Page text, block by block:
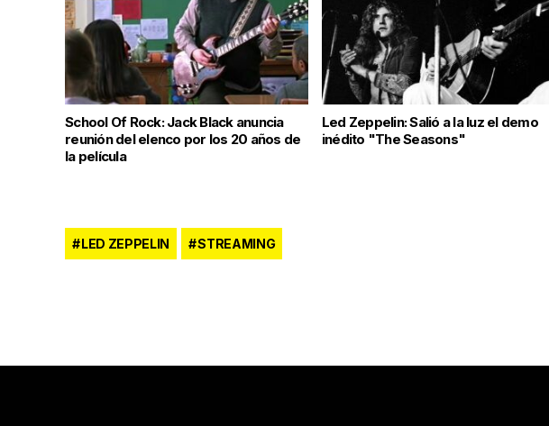
School Of Rock: Jack Black anuncia
reunión del elenco por los 20 años de
la película
Led Zeppelin: Salió a la luz el demo
inédito "The Seasons"
LED ZEPPELIN STREAMING